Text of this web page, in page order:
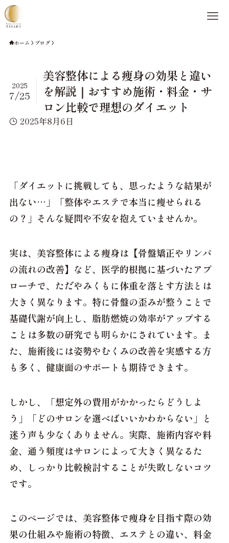
ホーム ブログ
美容整体による痩身の効果と違い
を解説｜おすすめ施術・料金・サ
ロン比較で理想のダイエット
2025
7/25
2025年8月6日
「ダイエットに挑戦しても、思ったような結果が
出ない…」「整体やエステで本当に痩せられる
の？」そんな疑問や不安を抱えていませんか。
実は、美容整体による痩身は【骨盤矯正やリンパ
の流れの改善】など、医学的根拠に基づいたアプ
ローチで、ただやみくもに体重を落とす方法とは
大きく異なります。 特に骨盤の歪みが整うことで
基礎代謝が向上し、脂肪燃焼の効率がアップする
ことは多数の研究でも明らかにされています。 ま
た、施術後には姿勢やむくみの改善を実感する方
も多く、健康面のサポートも期待できます。
しかし、「想定外の費用がかかったらどうしよ
う」「どのサロンを選べばいいかわからない」と
迷う声も少なくありません。実際、施術内容や料
金、通う頻度はサロンによって大きく異なるた
め、しっかり比較検討することが失敗しないコツ
です。
このページでは、美容整体で痩身を目指す際の効
果の仕組みや施術の特徴、エステとの違い、料金